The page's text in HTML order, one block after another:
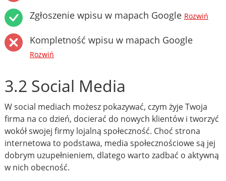
Zgłoszenie wpisu w mapach Google Rozwiń
Kompletność wpisu w mapach Google
Rozwiń
3.2 Social Media
W social mediach możesz pokazywać, czym żyje Twoja
firma na co dzień, docierać do nowych klientów i tworzyć
wokół swojej firmy lojalną społeczność. Choć strona
internetowa to podstawa, media społecznościowe są jej
dobrym uzupełnieniem, dlatego warto zadbać o aktywną
w nich obecność.